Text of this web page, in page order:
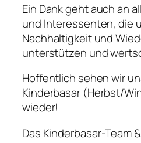
Ein Dank geht auch an
und Interessenten, die
Nachhaltigkeit und
unterstützen und
Hoffentlich sehen wir
Kinderbasar (Herbst/
wieder!
Das Kinderbasar-Team